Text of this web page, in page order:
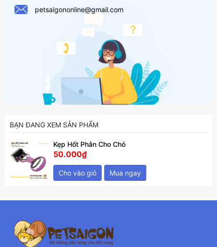
petsaigononline@gmail.com
BẠN ĐANG XEM SẢN PHẨM
Kẹp Hốt Phân Cho Chó
50.000₫
Cho vào giỏ Mua ngay